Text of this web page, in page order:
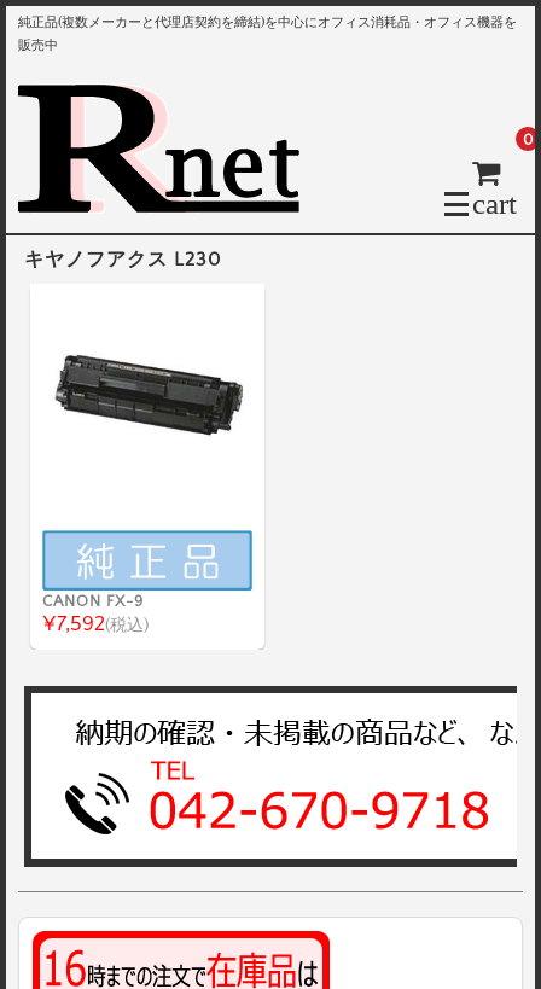
純正品(複数メーカーと代理店契約を締結)を中心にオフィス消耗品・オフィス機器を
販売中
cart
0
キヤノフアクス L230
CANON FX-9
¥7,592(税込)